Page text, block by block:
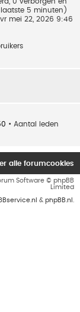
5 minuten)
mei 22, 2026 9:46
• Aantal leden
alle forumcookies
Software © phpBB
Limited
& phpBB.nl